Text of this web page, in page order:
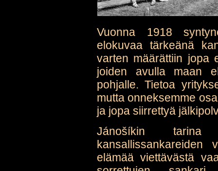
Vuonna 1918
elokuvaa tärkeänä
varten määrättiin jopa
joiden avulla maan
pohjalle. Tietoa
mutta onneksemme
ja jopa siirrettyä
Jánošíkin
kansallissankareiden
elämää viettävästä